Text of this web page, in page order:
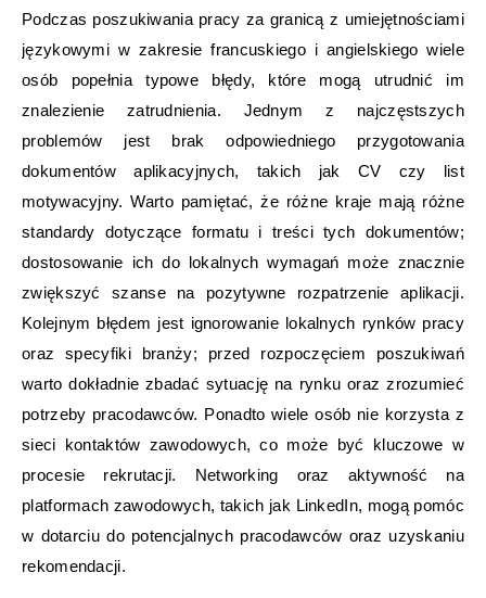
Podczas poszukiwania pracy za granicą z umiejętnościami
językowymi w zakresie francuskiego i angielskiego wiele
osób popełnia typowe błędy, które mogą utrudnić im
znalezienie zatrudnienia. Jednym z najczęstszych
problemów jest brak odpowiedniego przygotowania
dokumentów aplikacyjnych, takich jak CV czy list
motywacyjny. Warto pamiętać, że różne kraje mają różne
standardy dotyczące formatu i treści tych dokumentów;
dostosowanie ich do lokalnych wymagań może znacznie
zwiększyć szanse na pozytywne rozpatrzenie aplikacji.
Kolejnym błędem jest ignorowanie lokalnych rynków pracy
oraz specyfiki branży; przed rozpoczęciem poszukiwań
warto dokładnie zbadać sytuację na rynku oraz zrozumieć
potrzeby pracodawców. Ponadto wiele osób nie korzysta z
sieci kontaktów zawodowych, co może być kluczowe w
procesie rekrutacji. Networking oraz aktywność na
platformach zawodowych, takich jak LinkedIn, mogą pomóc
w dotarciu do potencjalnych pracodawców oraz uzyskaniu
rekomendacji.